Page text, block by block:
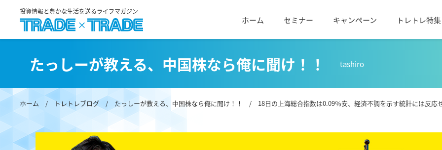
投資情報と豊かな生活を送るライフマガジン
ホーム セミナー キャンペーン トレトレ特集
たっしーが教える、中国株なら俺に聞け！！ tashiro
ホーム /トレトレブログ / たっしーが教える、中国株なら俺に聞け！！ / 18日の上海総合指数は0.09％安、経済不調を示す統計には反応